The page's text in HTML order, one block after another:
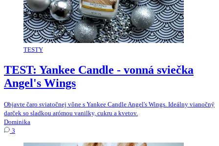
TESTY
TEST: Yankee Candle - vonná sviečka
Angel's Wings
Objavte čaro sviatočnej vône s Yankee Candle Angel's Wings. Ideálny vianočný
darček so sladkou arómou vanilky, cukru a kvetov.
Dominika
3